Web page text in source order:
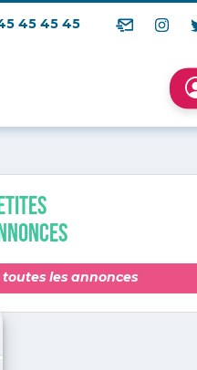
45 45 45
toutes les annonces